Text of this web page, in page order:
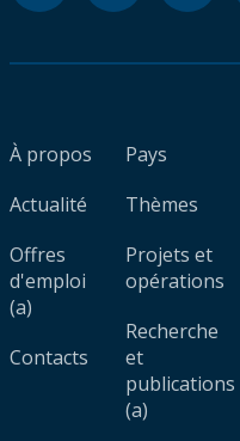
À propos
Actualité
Offres
d'emploi
(a)
Contacts
Pays
Thèmes
Projets et
opérations
Recherche
et
publications
(a)